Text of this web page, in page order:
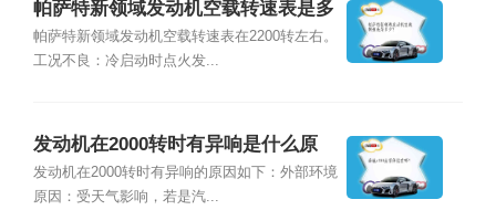
帕萨特新领域发动机空载转速表是多
少？
帕萨特新领域发动机空载转速表在2200转左右。
工况不良：冷启动时点火发...
发动机在2000转时有异响是什么原
因？
发动机在2000转时有异响的原因如下：外部环境
原因：受天气影响，若是汽...